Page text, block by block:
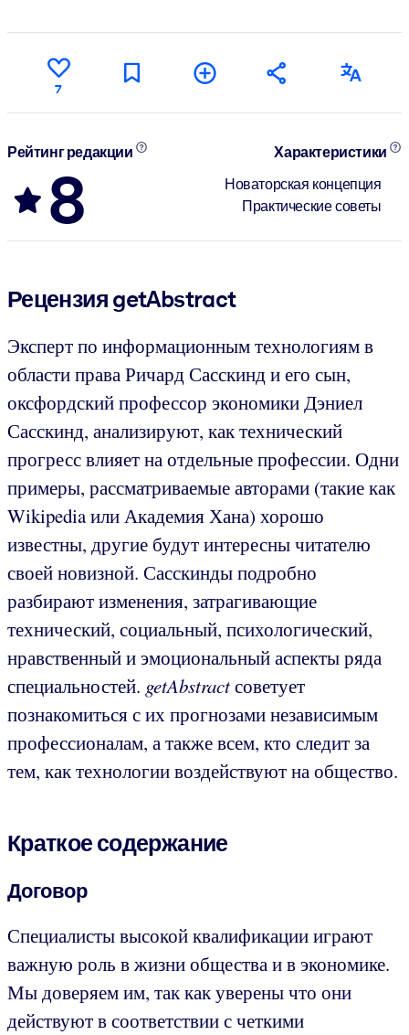
7
Рейтинг редакции
8
Характеристики
Новаторская концепция
Практические советы
Рецензия getAbstract
Эксперт по информационным технологиям в
области права Ричард Сасскинд и его сын,
оксфордский профессор экономики Дэниел
Сасскинд, анализируют, как технический
прогресс влияет на отдельные профессии. Одни
примеры, рассматриваемые авторами (такие как
Wikipedia или Академия Хана) хорошо
известны, другие будут интересны читателю
своей новизной. Сасскинды подробно
разбирают изменения, затрагивающие
технический, социальный, психологический,
нравственный и эмоциональный аспекты ряда
специальностей. getAbstractсоветует
познакомиться с их прогнозами независимым
профессионалам, а также всем, кто следит за
тем, как технологии воздействуют на общество.
Краткое содержание
Договор
Специалисты высокой квалификации играют
важную роль в жизни общества и в экономике.
Мы доверяем им, так как уверены что они
действуют в соответствии с четкими